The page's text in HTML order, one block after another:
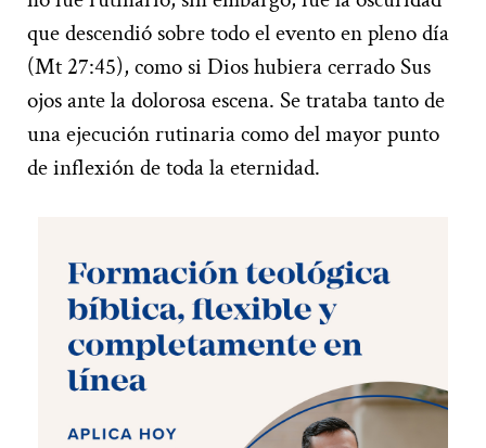
que descendió sobre todo el evento en pleno día
(Mt 27:45), como si Dios hubiera cerrado Sus
ojos ante la dolorosa escena. Se trataba tanto de
una ejecución rutinaria como del mayor punto
de inflexión de toda la eternidad.